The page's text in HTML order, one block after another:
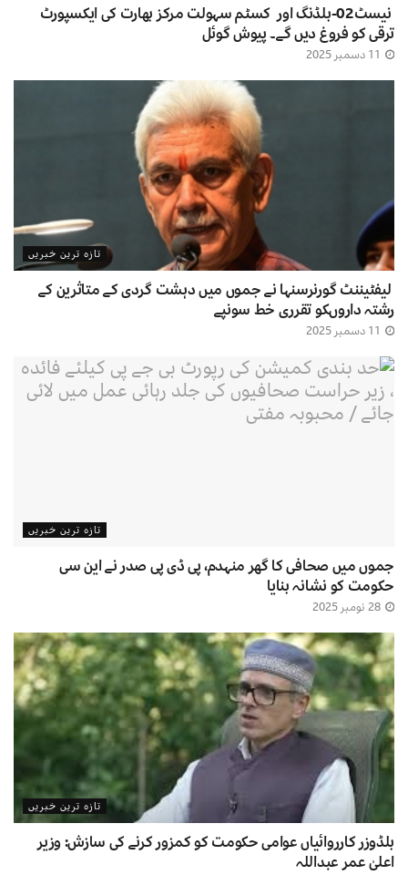
نیسٹ02-بلڈنگ اور کسٹم سہولت مرکز بھارت کی ایکسپورٹ
ترقی کو فروغ دیں گے۔ پیوش گوئل
تازہ ترین خبریں
لیفٹیننٹ گورنرسنہا نے جموں میں دہشت گردی کے متاثرین کے
رشتہ داروںکو تقرری خط سونپے
تازہ ترین خبریں
جموں میں صحافی کا گھر منہدم، پی ڈی پی صدر نے این سی
حکومت کو نشانہ بنایا
تازہ ترین خبریں
بلڈوزر کارروائیاں عوامی حکومت کو کمزور کرنے کی سازش: وزیر
اعلیٰ عمر عبداللہ